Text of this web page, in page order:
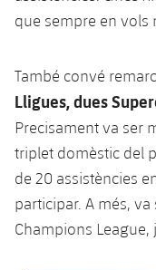
Jugadors
Fotos
Palmarès
Classificació
Juvenil
Infantil
Aleví
Actualitat
Masculí
Femení
Agenda
Bàsquet en
plusicon
més
Actualitat
Jugadors
Calendari
Hockey gel
plusicon
més
Actualitat
Jugadors
Hoquei herba
plusicon
més
que sempre en vols
També convé
Lligues, dues
Precisament va ser
triplet domèstic del
de 20 assistències
participar. A més,
Champions League,